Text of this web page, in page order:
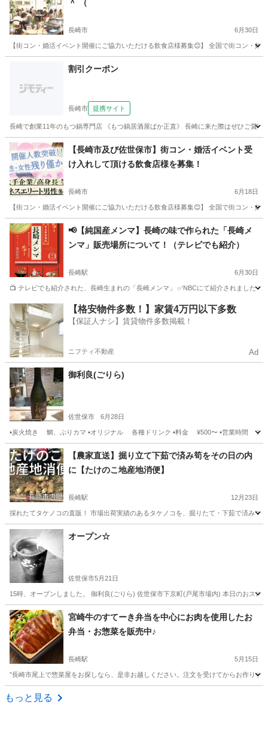
＾ （
長崎市 6月30日
【街コン・婚活イベント開催にご協力いただける飲食店様募集😊】 全国で街コン・
ダイニングバー
割引クーポン
長崎市 提携サイト
長崎で創業11年のもつ鍋専門店 《もつ鍋居酒屋ばか正直》 長崎に来た際はぜひご賞
長崎 長崎市 居酒屋
【長崎市及び佐世保市】街コン・婚活イベント受
け入れして頂ける飲食店様を募集！
長崎市 6月18日
【街コン・婚活イベント開催にご協力いただける飲食店様募集😊】 全国で街コン・
長崎 長崎市 バー 飲食店
📢【純国産メンマ】長崎の味で作られた「長崎メ
ンマ」販売場所について！（テレビでも紹介）
長崎駅 6月30日
📺 テレビでも紹介された、長崎生まれの「長崎メンマ」 ✅NBCにて紹介されました
長崎 長崎市 長崎駅 その他 農園
【格安物件多数！】家賃4万円以下多数
【保証人ナシ】賃貸物件多数掲載！
ニフティ不動産 Ad
御利良(ごりら)
佐世保市 6月28日
▪️炭火焼き 鯛、ぶりカマ ▪️オリジナル 各種ドリンク ▪️料金 ¥500〜 ▪️営業時間 15
長崎 佐世保市 居酒屋 料金
【農家直送】掘り立て下茹で済み筍をその日の内
に【たけのこ地産地消便】
長崎駅 12月23日
採れたてタケノコの直販！ 市場出荷実績のあるタケノコを、掘りたて・下茹で済み
長崎 長崎市 長崎駅
オープン☆
佐世保市5月21日
15時、オープンしました。 御利良(ごりら) 佐世保市下京町(戸尾市場内) 本日のおス
長崎 佐世保市 バー
宮崎牛のすてーき弁当を中心にお肉を使用したお
弁当・お惣菜を販売中♪
長崎駅 5月15日
"長崎市尾上で惣菜屋をお探しなら、是非お越しください。注文を受けてからお作り
長崎 長崎市
もっと見る